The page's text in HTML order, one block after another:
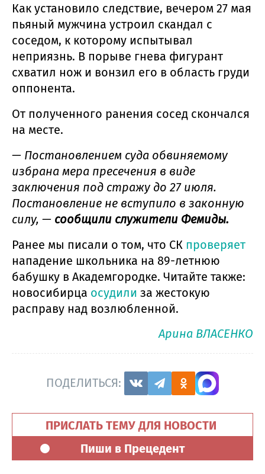
Как установило следствие, вечером 27 мая
пьяный мужчина устроил скандал с
соседом, к которому испытывал
неприязнь. В порыве гнева фигурант
схватил нож и вонзил его в область груди
оппонента.
От полученного ранения сосед скончался
на месте.
— Постановлением суда обвиняемому
избрана мера пресечения в виде
заключения под стражу до 27 июля.
Постановление не вступило в законную
силу, — сообщили служители Фемиды.
Ранее мы писали о том, что СК проверяет
нападение школьника на 89-летнюю
бабушку в Академгородке. Читайте также:
новосибирца осудили за жестокую
расправу над возлюбленной.
Арина ВЛАСЕНКО
ПОДЕЛИТЬСЯ:
ПРИСЛАТЬ ТЕМУ ДЛЯ НОВОСТИ
Пиши в Прецедент